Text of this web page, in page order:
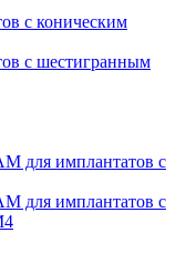
с коническим
с шестигранным
для имплантатов с
для имплантатов с